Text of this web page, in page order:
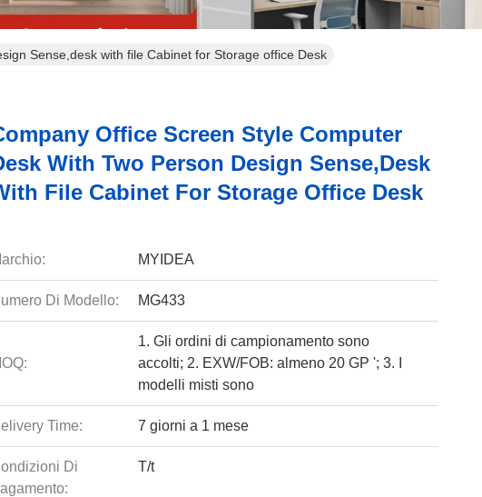
Sense,desk with file Cabinet for Storage office Desk
Office Screen Style Computer
With Two Person Design Sense,desk
File Cabinet For Storage Office Desk
MYIDEA
Di Modello: MG433
1. Gli ordini di campionamento sono
accolti; 2. EXW/FOB: almeno 20 GP '; 3. I
modelli misti sono
Time: 7 giorni a 1 mese
Di
T/t